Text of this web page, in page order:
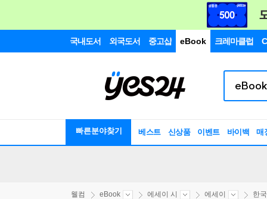
국내도서 외국도서 중고샵 eBook 크레마클럽
빠른분야찾기 베스트 신상품 이벤트 바이백 매
웰컴 eBook 에세이 시 에세이 한